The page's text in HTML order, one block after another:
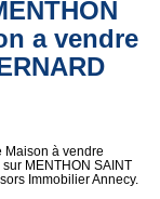
une alerte
a vendre
Maison à vendre
MENTHON SAINT
Immobilier Annecy.